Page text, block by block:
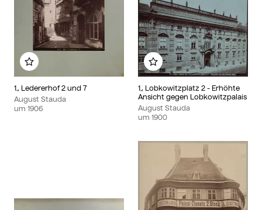
1., Ledererhof 2 und 7
August Stauda
um 1906
Zu meinem Album hinzufügen
1., Lobkowitzplatz 2 - Erhöhte
Ansicht gegen Lobkowitzpalais
August Stauda
um 1900
Zu meinem Album